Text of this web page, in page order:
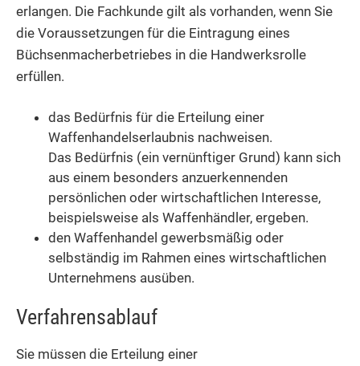
erlangen. Die Fachkunde gilt als vorhanden, wenn Sie
die Voraussetzungen für die Eintragung eines
Büchsenmacherbetriebes in die Handwerksrolle
erfüllen.
das Bedürfnis für die Erteilung einer
Waffenhandelserlaubnis nachweisen.
Das Bedürfnis (ein vernünftiger Grund) kann sich
aus einem besonders anzuerkennenden
persönlichen oder wirtschaftlichen Interesse,
beispielsweise als Waffenhändler, ergeben.
den Waffenhandel gewerbsmäßig oder
selbständig im Rahmen eines wirtschaftlichen
Unternehmens ausüben.
Verfahrensablauf
Sie müssen die Erteilung einer